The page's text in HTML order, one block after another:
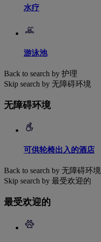
水疗
游泳池
Back to search by 护理
Skip search by 无障碍环境
无障碍环境
可供轮椅出入的酒店
Back to search by 无障碍环境
Skip search by 最受欢迎的
最受欢迎的